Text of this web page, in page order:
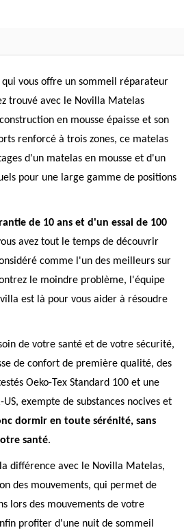
qui vous offre un sommeil réparateur
trouvé avec le Novilla Matelas
en mousse épaisse et son
renforcé à trois zones, ce matelas
d'un matelas en mousse et d'un
pour une large gamme de positions
de 10 ans et d'un essai de 100
avez tout le temps de découvrir
comme l'un des meilleurs sur
le moindre problème, l'équipe
est là pour vous aider à résoudre
de votre santé et de votre sécurité,
de confort de première qualité, des
Oeko-Tex Standard 100 et une
exempte de substances nocives et
dormir en toute sérénité, sans
santé.
différence avec le Novilla Matelas,
des mouvements, qui permet de
lors des mouvements de votre
profiter d'une nuit de sommeil